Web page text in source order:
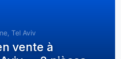
Tel Aviv
vente à